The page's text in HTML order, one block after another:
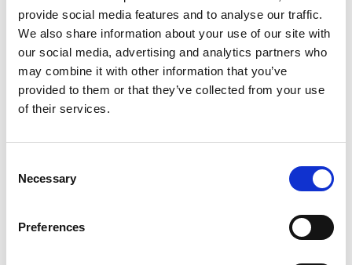
provide social media features and to analyse our traffic.
We also share information about your use of our site with
our social media, advertising and analytics partners who
may combine it with other information that you’ve
provided to them or that they’ve collected from your use
of their services.
Selection
Necessary
Preferences
Informationen zur Gewerkschaftsmitgliedschaft zum
Zweck der Zahlung von Gewerkschaftsbeiträgen.
Informationen über die körperliche oder geistige
Gesundheit oder den Behinderungsstatus zur
Einhaltung der Gesundheits- und
Sicherheitsvorschriften am Arbeitsplatz, zur
Überwachung von Krankheitsabwesenheiten und zur
Verwaltung von Leistungen.
Zugehörigkeit, Gesundheitsinformationen und